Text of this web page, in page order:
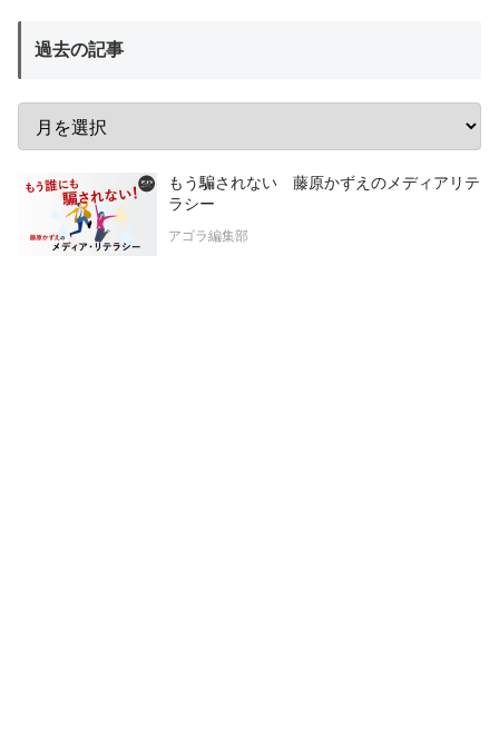
過去の記事
もう騙されない 藤原かずえのメディアリテ
ラシー
アゴラ編集部